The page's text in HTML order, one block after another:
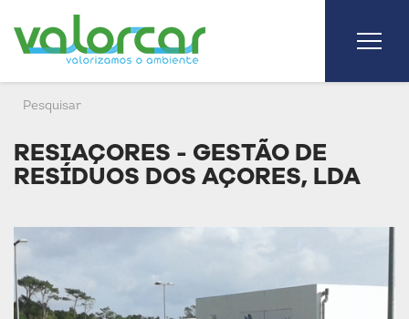
RESIAÇORES - GESTÃO DE
RESÍDUOS DOS AÇORES, LDA